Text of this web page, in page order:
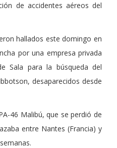
de accidentes aéreos del
hallados este domingo en
por una empresa privada
Sala para la búsqueda del
desaparecidos desde
46 Malibú, que se perdió de
entre Nantes (Francia) y